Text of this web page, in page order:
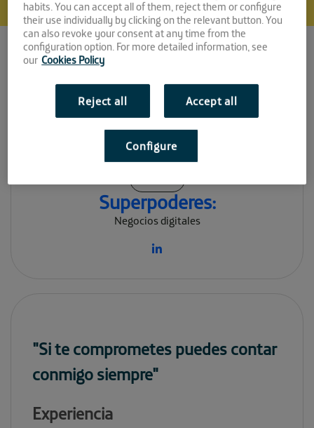
Cayetano Torres
Advisor en Analítica Digital e
Inbound Marketing
Espacio:
Superpoderes:
Negocios digitales
"Si te comprometes puedes contar
conmigo siempre"
Experiencia
habits. You can accept all of them, reject them or configure
their use individually by clicking on the relevant button. You
can also revoke your consent at any time from the
configuration option. For more detailed information, see
our Cookies Policy
Reject all Accept all
Configure